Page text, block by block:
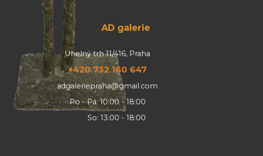
AD galerie
Uhelný trh 11/416, Praha
+420 732 160 647
adgaleriepraha@gmail.com
Po - Pá: 10:00 - 18:00
So: 13:00 - 18:00